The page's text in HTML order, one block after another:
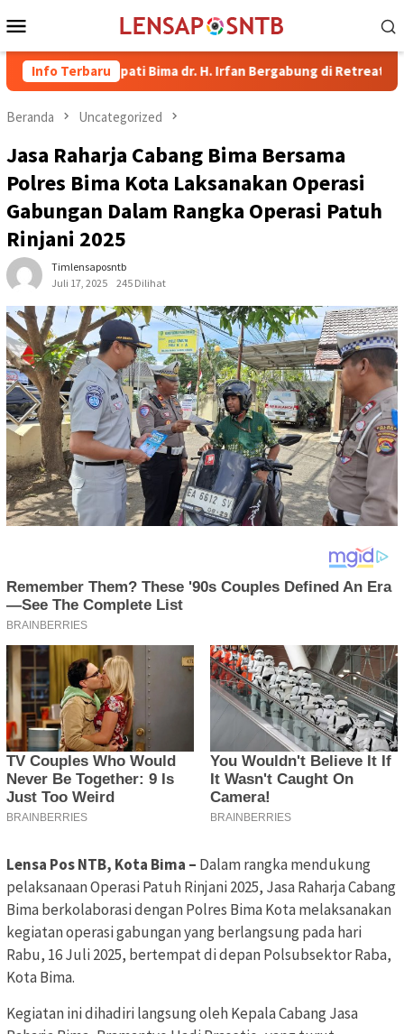
ke
Mobile
Info Terbaru
Wakil Bupati Bima dr. H. Irfan Bergabung di Retreat Magelang
Beranda Uncategorized
Jasa Raharja Cabang Bima Bersama
Polres Bima Kota Laksanakan Operasi
Gabungan Dalam Rangka Operasi Patuh
Rinjani 2025
Timlensaposntb
Juli 17, 2025
245 Dilihat
Lensa Pos NTB, Kota Bima – Dalam rangka mendukung
pelaksanaan Operasi Patuh Rinjani 2025, Jasa Raharja Cabang
Bima berkolaborasi dengan Polres Bima Kota melaksanakan
kegiatan operasi gabungan yang berlangsung pada hari
Rabu, 16 Juli 2025, bertempat di depan Polsubsektor Raba,
Kota Bima.
Kegiatan ini dihadiri langsung oleh Kepala Cabang Jasa